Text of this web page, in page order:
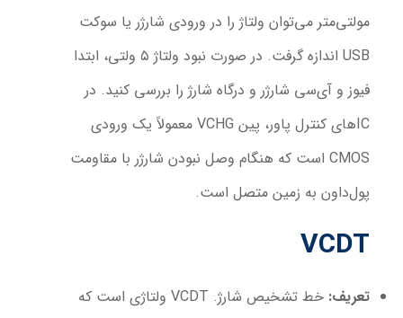
مولتی‌متر می‌توان ولتاژ را در ورودی شارژر یا سوکت
USB اندازه گرفت. در صورت نبود ولتاژ ۵ ولتی، ابتدا
فیوز و آی‌سی شارژر و درگاه شارژ را بررسی کنید. در
ICهای کنترل پاور، پین VCHG معمولاً یک ورودی
CMOS است که هنگام وصل نبودن شارژر با مقاومت
پول‌داون به زمین متصل است.
VCDT
تعریف:
خط تشخیص شارژ. VCDT ولتاژی است که